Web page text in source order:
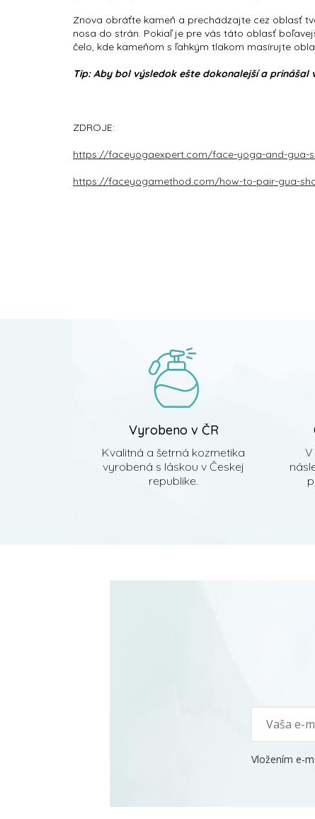
Znova obráťte kameň a prechádzajte cez oblasť
nosa do strán. Pokiaľ je pre vás táto oblasť
čelo, kde kameňom s ľahkým tlakom masírujte
Tip: Aby bol výsledok ešte dokonalejší a
ZDROJE:
https://faceyogaexpert.com/face-yoga-and-gua-
https://faceyogamethod.com/how-to-pair-gua-
Vyrobeno v ČR
Kvalitná a šetrná kozmetika
vyrobená s láskou v Českej
republike.
Vložením e-